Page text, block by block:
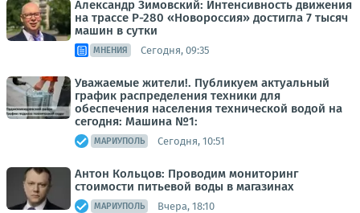
Александр Зимовский: Интенсивность движения
на трассе Р-280 «Новороссия» достигла 7 тысяч
машин в сутки
МНЕНИЯ Сегодня, 09:35
Уважаемые жители!. Публикуем актуальный
график распределения техники для
обеспечения населения технической водой на
сегодня: Машина №1:
МАРИУПОЛЬ Сегодня, 10:51
Антон Кольцов: Проводим мониторинг
стоимости питьевой воды в магазинах
МАРИУПОЛЬ Вчера, 18:10